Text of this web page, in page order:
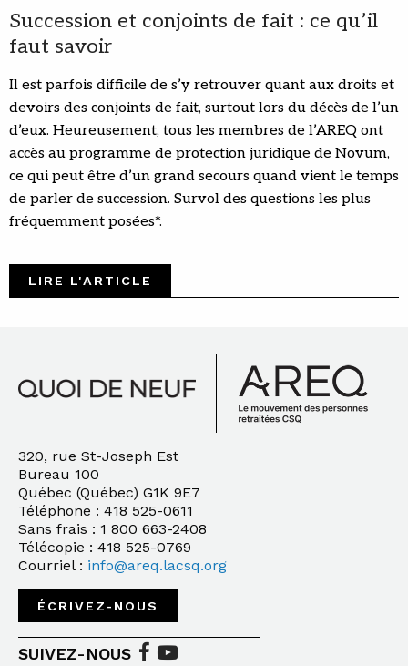
Succession et conjoints de fait : ce qu’il
faut savoir
Il est parfois difficile de s’y retrouver quant aux droits et
devoirs des conjoints de fait, surtout lors du décès de l’un
d’eux. Heureusement, tous les membres de l’AREQ ont
accès au programme de protection juridique de Novum,
ce qui peut être d’un grand secours quand vient le temps
de parler de succession. Survol des questions les plus
fréquemment posées*.
LIRE L'ARTICLE
320, rue St-Joseph Est
Bureau 100
Québec (Québec) G1K 9E7
Téléphone : 418 525-0611
Sans frais : 1 800 663-2408
Télécopie : 418 525-0769
Courriel : info@areq.lacsq.org
ÉCRIVEZ-NOUS
SUIVEZ-NOUS